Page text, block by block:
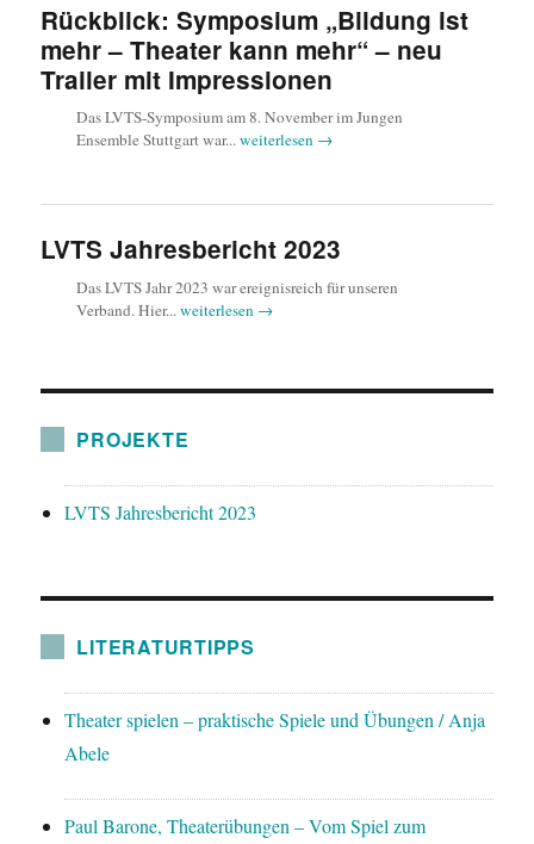
Rückblick: Symposium „Bildung ist
mehr – Theater kann mehr“ – neu
Trailer mit Impressionen
Das LVTS-Symposium am 8. November im Jungen
Ensemble Stuttgart war...weiterlesen →
LVTS Jahresbericht 2023
Das LVTS Jahr 2023 war ereignisreich für unseren
Verband. Hier...weiterlesen →
PROJEKTE
LVTS Jahresbericht 2023
LITERATURTIPPS
Theater spielen – praktische Spiele und Übungen / Anja
Abele
Paul Barone, Theaterübungen – Vom Spiel zum